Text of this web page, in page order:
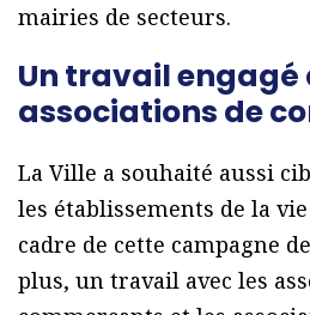
mairies de secteurs.
Un travail engagé
associations de
La Ville a souhaité aussi
les établissements de la
cadre de cette campagne
plus, un travail avec les